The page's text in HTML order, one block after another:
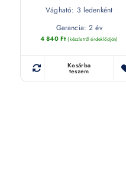
Vágható: 3 ledenként
Garancia: 2 év
4 840 Ft (készletről érdeklődjön)
Kosárba
teszem